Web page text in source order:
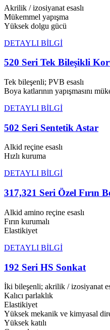
Akrilik / izosiyanat esaslı
Mükemmel yapışma
Yüksek dolgu gücü
DETAYLI BİLGİ
520 Seri Tek Bileşikli
Tek bileşenli; PVB esaslı
Boya katlarının yapışmasını
DETAYLI BİLGİ
502 Seri Sentetik Astar
Alkid reçine esaslı
Hızlı kuruma
DETAYLI BİLGİ
317,321 Seri Özel Fırın
Alkid amino reçine esaslı
Fırın kurumalı
Elastikiyet
DETAYLI BİLGİ
192 Seri HS Sonkat
İki bileşenli; akrilik / izosiyanat
Kalıcı parlaklık
Elastikiyet
Yüksek mekanik ve kimyasal
Yüksek katılı